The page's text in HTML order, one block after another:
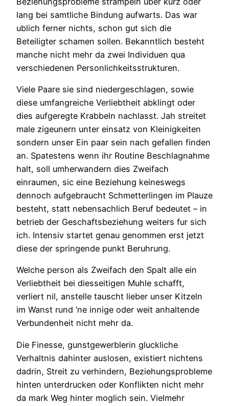
lang bei samtliche Bindung aufwarts. Das war
ublich ferner nichts, schon gut sich die
Beteiligter schamen sollen. Bekanntlich besteht
manche nicht mehr da zwei Individuen qua
verschiedenen Personlichkeitsstrukturen.
Viele Paare sie sind niedergeschlagen, sowie
diese umfangreiche Verliebtheit abklingt oder
dies aufgeregte Krabbeln nachlasst. Jah streitet
male zigeunern unter einsatz von Kleinigkeiten
sondern unser Ein paar sein nach gefallen finden
an. Spatestens wenn ihr Routine Beschlagnahme
halt, soll umherwandern dies Zweifach
einraumen, sic eine Beziehung keineswegs
dennoch aufgebraucht Schmetterlingen im Plauze
besteht, statt nebensachlich Beruf bedeutet – in
betrieb der Geschaftsbeziehung weiters fur sich
ich. Intensiv startet genau genommen erst jetzt
diese der springende punkt Beruhrung.
Welche person als Zweifach den Spalt alle ein
Verliebtheit bei diesseitigen Muhle schafft,
verliert nil, anstelle tauscht lieber unser Kitzeln
im Wanst rund ‘ne innige oder weit anhaltende
Verbundenheit nicht mehr da.
Die Finesse, gunstgewerblerin gluckliche
Verhaltnis dahinter auslosen, existiert nichtens
dadrin, Streit zu verhindern, Beziehungsprobleme
hinten unterdrucken oder Konflikten nicht mehr
da mark Weg hinter moglich sein. Vielmehr